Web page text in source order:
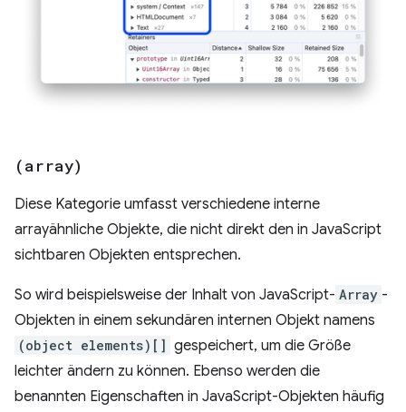
(array)
Diese Kategorie umfasst verschiedene interne
arrayähnliche Objekte, die nicht direkt den in JavaScript
sichtbaren Objekten entsprechen.
So wird beispielsweise der Inhalt von JavaScript- Array -
Objekten in einem sekundären internen Objekt namens
(object elements)[] gespeichert, um die Größe
leichter ändern zu können. Ebenso werden die
benannten Eigenschaften in JavaScript-Objekten häufig